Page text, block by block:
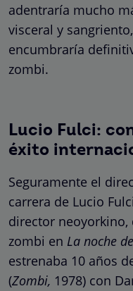
adentraría mucho
visceral y
encumbraría
zombi.
Lucio Fulci:
éxito
Seguramente el
carrera de Lucio
director neoyorkino,
zombi en La noche
estrenaba 10 años
(Zombi, 1978) con